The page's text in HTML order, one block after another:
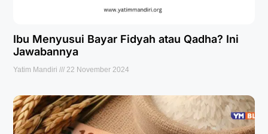
Ibu Menyusui Bayar Fidyah atau Qadha? Ini
Jawabannya
Yatim Mandiri 22 November 2024